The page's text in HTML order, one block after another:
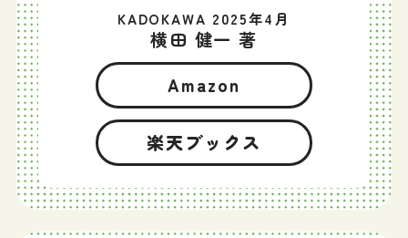
KADOKAWA 2025年4月
横田 健一 著
Amazon
楽天ブックス